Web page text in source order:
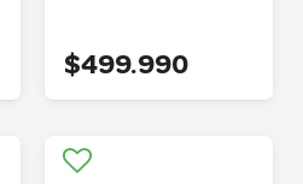
$499.990